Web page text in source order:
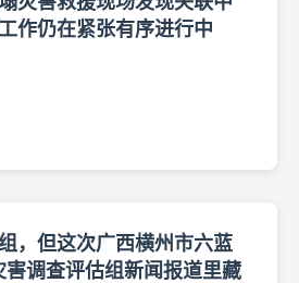
作仍在紧张有序进行中
，但这次广西横州市六蓝
害调查评估组新闻报道里藏